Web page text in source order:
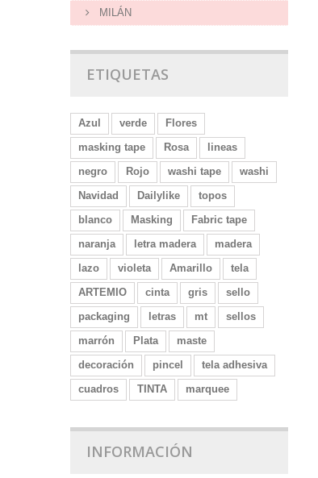
MILÁN
ETIQUETAS
Azul verde
Flores
masking tape
Rosa
lineas
negro
Rojo washi tape
washi
Navidad
Dailylike
topos
blanco
Masking
Fabric tape
naranja
letra madera
madera
lazo
violeta Amarillo
tela
ARTEMIO
cinta gris
sello
packaging
letras mt
sellos
marrón
Plata
maste
decoración
pincel
tela adhesiva
cuadros
TINTA marquee
INFORMACIÓN